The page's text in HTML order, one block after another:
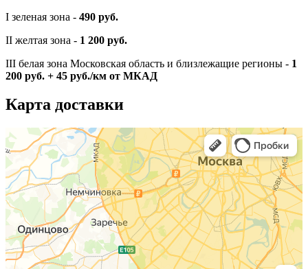
I зеленая зона - 490 руб.
II желтая зона - 1 200 руб.
III белая зона Московская область и близлежащие регионы - 1
200 руб. + 45 руб./км от МКАД
Карта доставки